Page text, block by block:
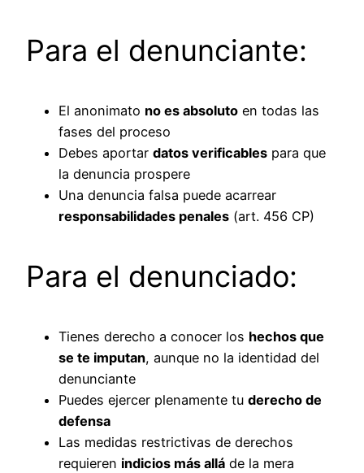
Para el denunciante:
El anonimato no es absoluto en todas las
fases del proceso
Debes aportar datos verificables para que
la denuncia prospere
Una denuncia falsa puede acarrear
responsabilidades penales (art. 456 CP)
Para el denunciado:
Tienes derecho a conocer los hechos que
se te imputan, aunque no la identidad del
denunciante
Puedes ejercer plenamente tu derecho de
defensa
Las medidas restrictivas de derechos
requieren indicios más allá de la mera